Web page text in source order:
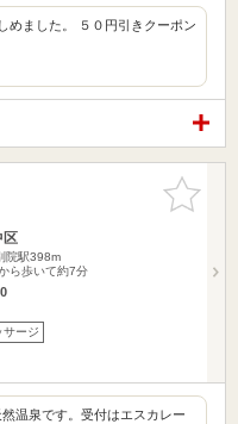
めました。 ５０円引きクーポン
お気に入
りに追加
区
院駅398m
ら歩いて約7分
サージ
温泉です。受付はエスカレー